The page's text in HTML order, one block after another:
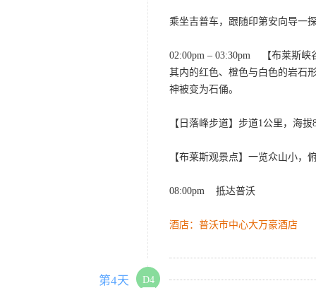
乘坐吉普车，跟随印第安向导一
02:00pm – 03:30pm 【布莱斯峡
其内的红色、橙色与白色的岩石
神被变为石俑。
【日落峰步道】步道1公里，海
【布莱斯观景点】一览众山小，
08:00pm 抵达普沃
酒店：普沃市中心大万豪酒店
第4天
D4